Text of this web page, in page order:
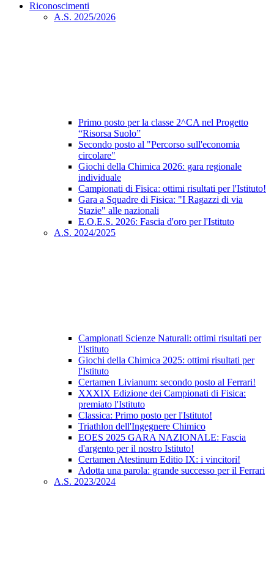
Riconoscimenti
A.S. 2025/2026
Primo posto per la classe 2^CA nel Progetto
“Risorsa Suolo”
Secondo posto al "Percorso sull'economia
circolare"
Giochi della Chimica 2026: gara regionale
individuale
Campionati di Fisica: ottimi risultati per l'Istituto!
Gara a Squadre di Fisica: "I Ragazzi di via
Stazie" alle nazionali
E.O.E.S. 2026: Fascia d'oro per l'Istituto
A.S. 2024/2025
Campionati Scienze Naturali: ottimi risultati per
l'Istituto
Giochi della Chimica 2025: ottimi risultati per
l'Istituto
Certamen Livianum: secondo posto al Ferrari!
XXXIX Edizione dei Campionati di Fisica:
premiato l'Istituto
Classica: Primo posto per l'Istituto!
Triathlon dell'Ingegnere Chimico
EOES 2025 GARA NAZIONALE: Fascia
d'argento per il nostro Istituto!
Certamen Atestinum Editio IX: i vincitori!
Adotta una parola: grande successo per il Ferrari
A.S. 2023/2024